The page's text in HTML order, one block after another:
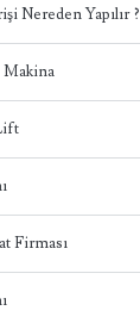
Nereden Yapılır ?
Makina
Firması